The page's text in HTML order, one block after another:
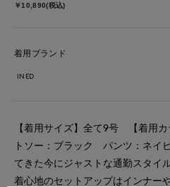
￥10,890(税込)
着用ブランド
INED
【着用サイズ】全て9号 【着用
トソー：ブラック パンツ：ネ
てきた今にジャストな通勤スタイ
着心地のセットアップはインナー